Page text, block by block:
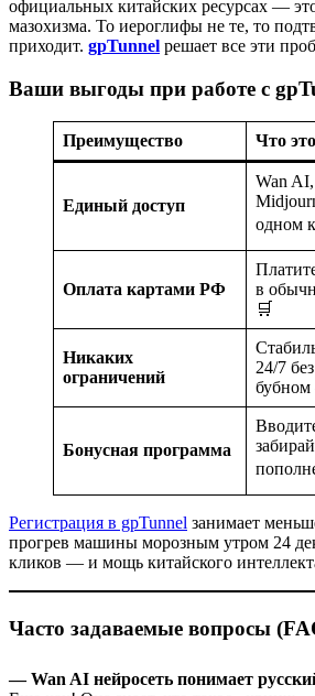
официальных китайских ресурсах —
мазохизма. То иероглифы не те, то
приходит. gpTunnel решает все эти
Ваши выгоды при работе с
Преимущество Что
Единый доступ
Wan
одном
Оплата картами РФ
в
🛒
Никаких
ограничений
24/7
бубном
Бонусная программа
Регистрация в gpTunnel занимает
прогрев машины морозным утром 24
кликов — и мощь китайского
Часто задаваемые вопросы
— Wan AI нейросеть понимает